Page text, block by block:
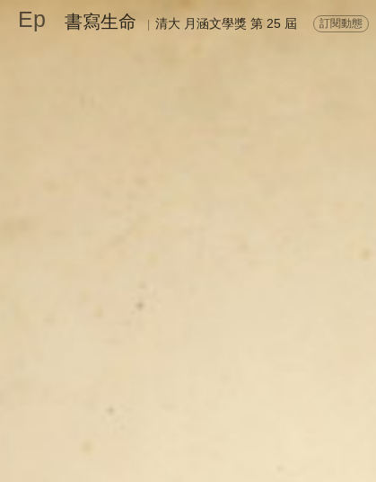
Ep 書寫生命 清大 月涵文學獎 第 25 屆 訂閱動態